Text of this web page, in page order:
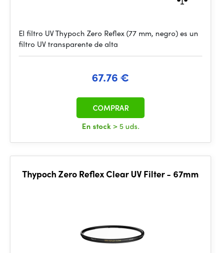
El filtro UV Thypoch Zero Reflex (77 mm, negro) es un
filtro UV transparente de alta
67.76 €
En stock > 5 uds.
COMPRAR
Thypoch Zero Reflex Clear UV Filter - 67mm